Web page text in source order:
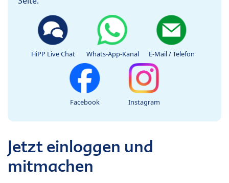
HiPP Live Chat Whats-App-Kanal E-Mail / Telefon
Facebook Instagram
Jetzt einloggen und
mitmachen